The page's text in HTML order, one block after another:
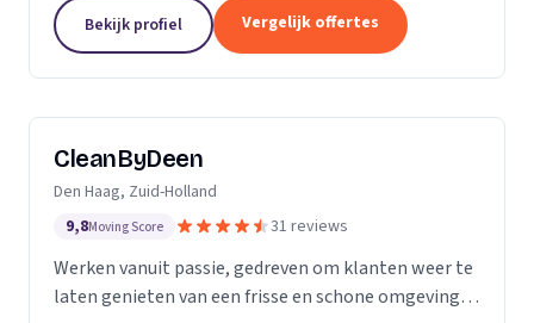
een goede indruk op anderen, als uw bedrijfspand...
Bekijk profiel Vergelijk offertes
CleanByDeen
Den Haag, Zuid-Holland
9,8Moving Score 31 reviews
Werken vanuit passie, gedreven om klanten weer te
laten genieten van een frisse en schone omgeving.